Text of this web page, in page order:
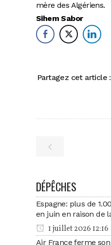
mère des Algériens.
Sihem Sabor
Partagez cet article :
DÉPÊCHES
Espagne: plus de
en juin en raison de
1 juillet 2026 12:16
Air France ferme